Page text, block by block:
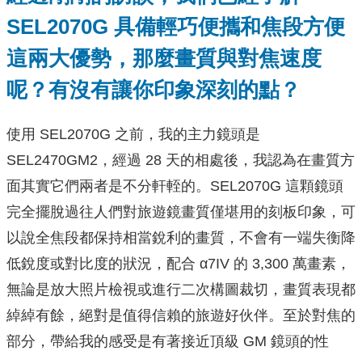
SEL2070G 具備輕巧便攜和焦段方便
這兩大優勢，那麼畫質與對焦速度
呢？有沒有讓你印象深刻的點？
使用 SEL2070G 之前，我的主力鏡頭是
SEL2470GM2，經過 28 天的相處後，我認為在畫質方
面其實它們兩者是不分軒輊的。SEL2070G 這顆鏡頭
完全擺脫過往人們對旅遊鏡畫質僅堪用的刻板印象，可
以說全焦段都保持相當銳利的畫質，不會有一端失衡降
低銳度或對比度的狀況，配合 α7IV 的 3,300 萬畫素，
無論是放大照片檢視或進行二次構圖裁切，畫質表現都
綽綽有餘，絕對是值得信賴的旅遊好伙伴。至於對焦的
部分，帶給我的感受是有著接近頂級 GM 鏡頭的性